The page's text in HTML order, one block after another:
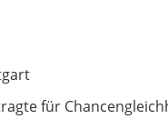
für